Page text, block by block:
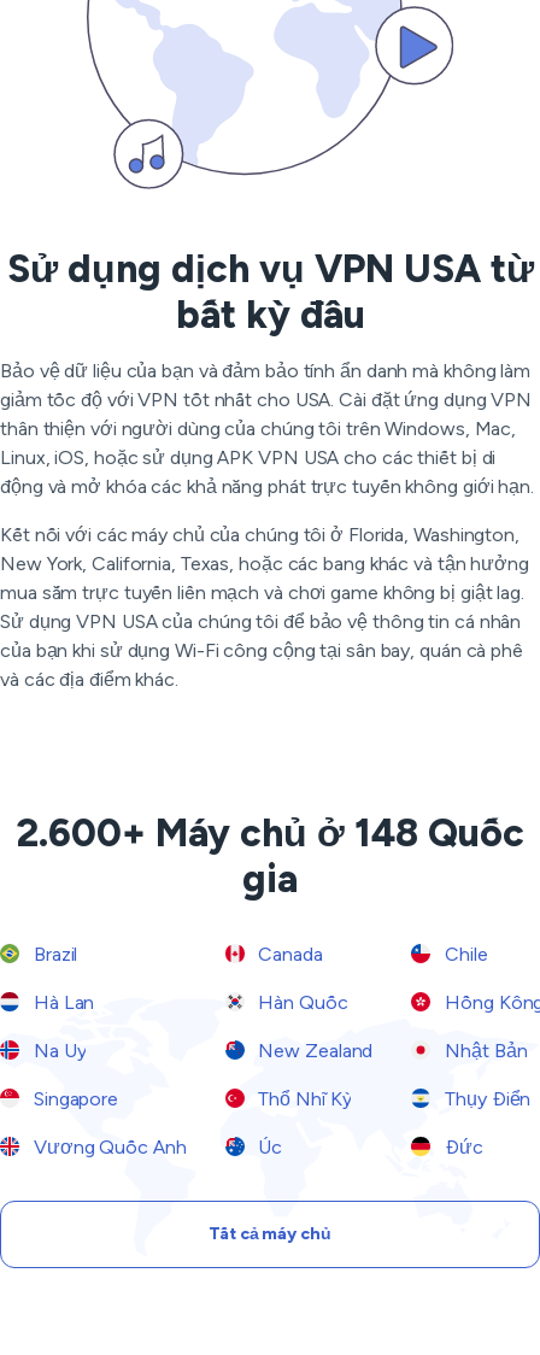
Sử dụng dịch vụ VPN USA từ
bất kỳ đâu
Bảo vệ dữ liệu của bạn và đảm bảo tính ẩn danh mà không làm
giảm tốc độ với VPN tốt nhất cho USA. Cài đặt ứng dụng VPN
thân thiện với người dùng của chúng tôi trên Windows, Mac,
Linux, iOS, hoặc sử dụng APK VPN USA cho các thiết bị di
động và mở khóa các khả năng phát trực tuyến không giới hạn.
Kết nối với các máy chủ của chúng tôi ở Florida, Washington,
New York, California, Texas, hoặc các bang khác và tận hưởng
mua sắm trực tuyến liền mạch và chơi game không bị giật lag.
Sử dụng VPN USA của chúng tôi để bảo vệ thông tin cá nhân
của bạn khi sử dụng Wi-Fi công cộng tại sân bay, quán cà phê
và các địa điểm khác.
2.600+ Máy chủ ở 148 Quốc
gia
Brazil Canada Chile
Hà Lan Hàn Quốc Hồng
Na Uy New Zealand Nhật Bản
Singapore Thổ Nhĩ Kỳ Thụy Điển
Vương Quốc Anh Úc Đức
Tất cả máy chủ